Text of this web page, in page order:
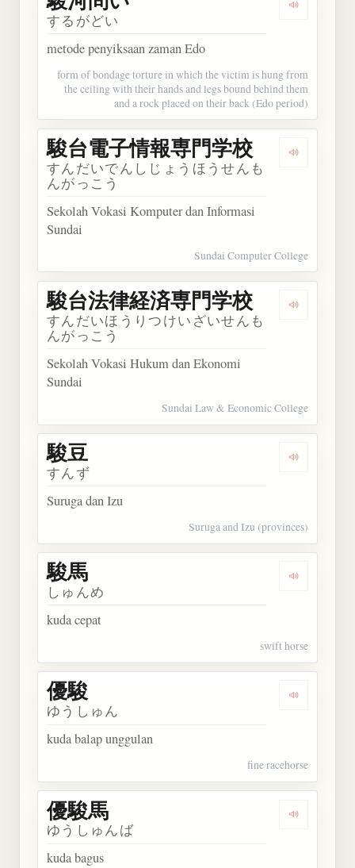
Dengarkan
するがどい
metode penyiksaan zaman Edo
form of bondage torture in which the victim is hung from
the ceiling with their hands and legs bound behind them
and a rock placed on their back (Edo period)
Dengarkan
駿台電子情報専門学校
すんだいでんしじょうほうせんも
んがっこう
Sekolah Vokasi Komputer dan Informasi
Sundai
Sundai Computer College
Dengarkan
駿台法律経済専門学校
すんだいほうりつけいざいせんも
んがっこう
Sekolah Vokasi Hukum dan Ekonomi
Sundai
Sundai Law & Economic College
Dengarkan
駿豆
すんず
Suruga dan Izu
Suruga and Izu (provinces)
Dengarkan
駿馬
しゅんめ
kuda cepat
swift horse
Dengarkan
優駿
ゆうしゅん
kuda balap unggulan
fine racehorse
Dengarkan
優駿馬
ゆうしゅんば
kuda bagus